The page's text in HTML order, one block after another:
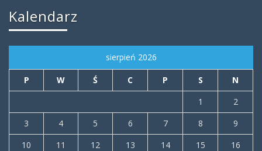
Kalendarz
sierpień 2026
P W Ś C P S
N
1
2
3
4 5 6 7 8
9
10
11 12 13 14 15
16